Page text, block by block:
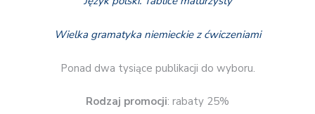
Wielka gramatyka niemieckie z ćwiczeniami
Ponad dwa tysiące publikacji do wyboru.
Rodzaj promocji: rabaty 25%